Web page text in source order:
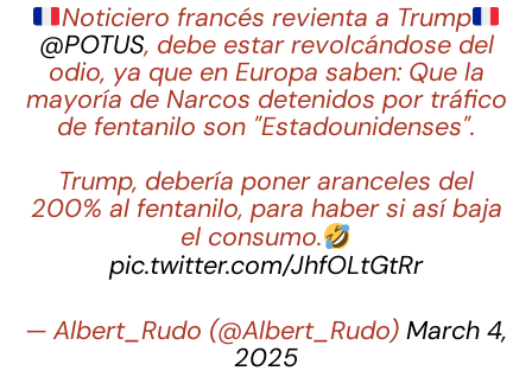
Noticiero francés revienta a Trump
@POTUS, debe estar revolcándose del
odio, ya que en Europa saben: Que la
mayoría de Narcos detenidos por tráfico
de fentanilo son "Estadounidenses".
Trump, debería poner aranceles del
200% al fentanilo, para haber si así baja
el consumo.
pic.twitter.com/JhfOLtGtRr
— Albert_Rudo (@Albert_Rudo) March 4,
2025